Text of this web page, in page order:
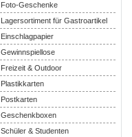
Foto-Geschenke
Lagersortiment für Gastroartikel
Einschlagpapier
Gewinnspiellose
Freizeit & Outdoor
Plastikkarten
Postkarten
Geschenkboxen
Schüler & Studenten